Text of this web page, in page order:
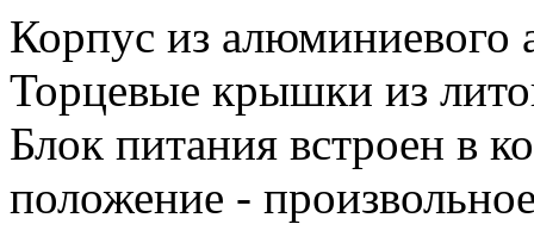
Корпус из алюминиевого
Торцевые крышки из
Блок питания встроен в
положение -